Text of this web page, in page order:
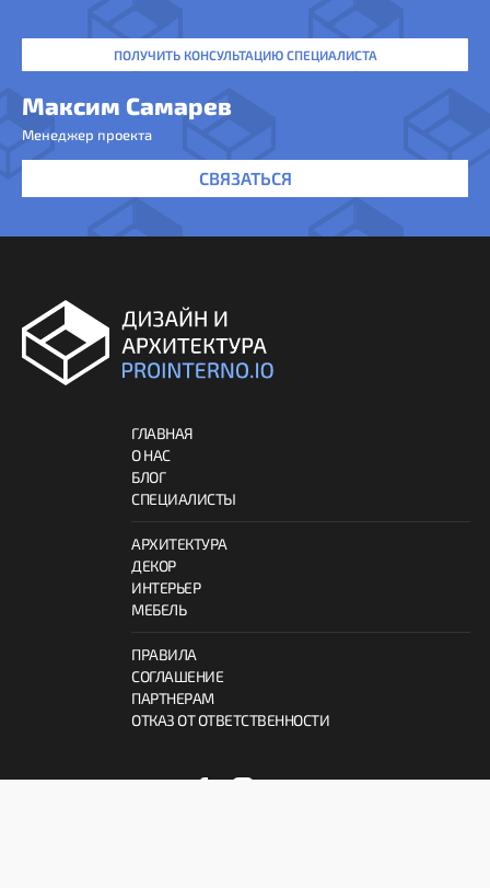
ПОЛУЧИТЬ КОНСУЛЬТАЦИЮ СПЕЦИАЛИСТА
Максим Самарев
Менеджер проекта
СВЯЗАТЬСЯ
ГЛАВНАЯ
О НАС
БЛОГ
СПЕЦИАЛИСТЫ
АРХИТЕКТУРА
ДЕКОР
ИНТЕРЬЕР
МЕБЕЛЬ
ПРАВИЛА
СОГЛАШЕНИЕ
ПАРТНЕРАМ
ОТКАЗ ОТ ОТВЕТСТВЕННОСТИ